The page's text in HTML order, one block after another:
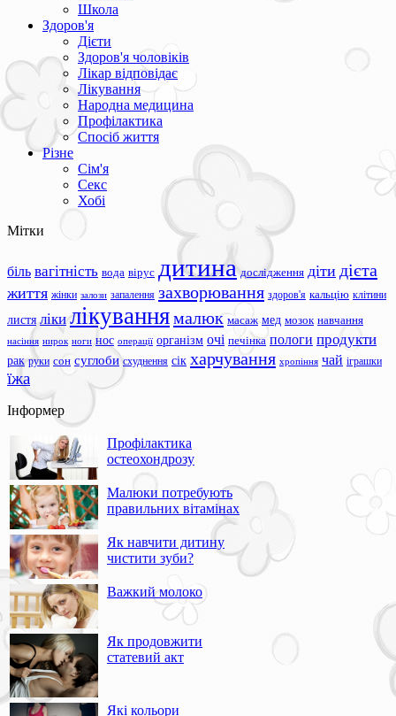
Школа
Здоров'я
Дієти
Здоров'я чоловіків
Лікар відповідає
Лікування
Народна медицина
Профілактика
Спосіб життя
Різне
Сім'я
Секс
Хобі
Мітки
біль вагітність вода вірус дитина дослідження діти дієта
життя жінки залози запалення захворювання здоров'я кальцію клітини
листя ліки лікуваннямалюк масаж мед мозок навчання
насіння нирок ноги нос операції організм очі печінка пологи продукти
рак руки сон суглоби схуднення сік харчування хропіння чай іграшки
їжа
Інформер
Профілактика
остеохондрозу
Малюки потребують
правильних вітамінах
Як навчити дитину
чистити зуби?
Важкий молоко
Як продовжити
статевий акт
Які кольори